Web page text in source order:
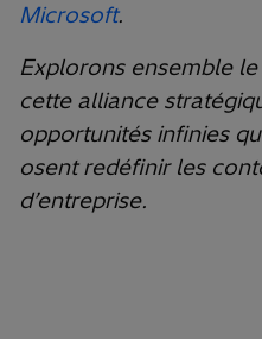
Microsoft.
Explorons ensemble
cette alliance
opportunités infinies
osent redéfinir les
d’entreprise.